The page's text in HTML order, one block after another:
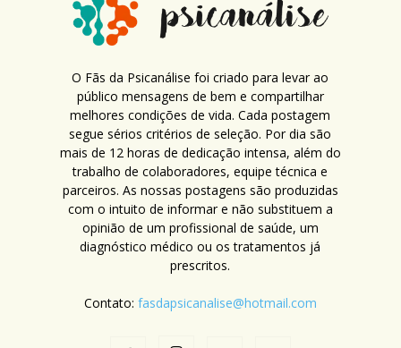
O Fãs da Psicanálise foi criado para levar ao
público mensagens de bem e compartilhar
melhores condições de vida. Cada postagem
segue sérios critérios de seleção. Por dia são
mais de 12 horas de dedicação intensa, além do
trabalho de colaboradores, equipe técnica e
parceiros. As nossas postagens são produzidas
com o intuito de informar e não substituem a
opinião de um profissional de saúde, um
diagnóstico médico ou os tratamentos já
prescritos.
Contato: fasdapsicanalise@hotmail.com